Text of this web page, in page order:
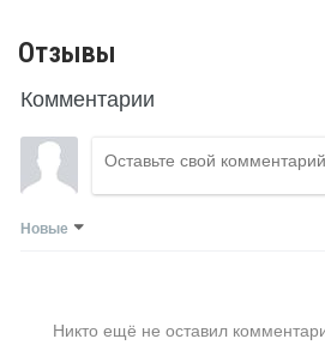
Отзывы
Комментарии
Новые
Никто ещё не оставил